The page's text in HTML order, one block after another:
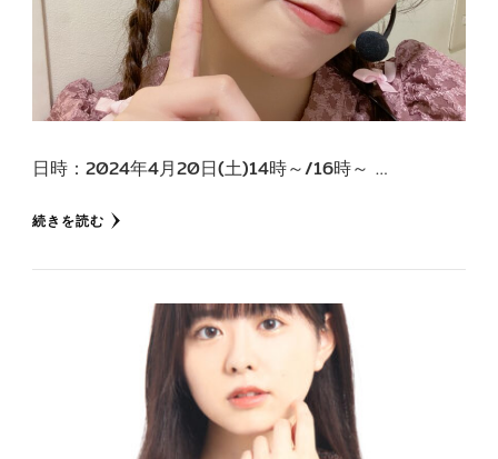
日時：2024年4月20日(土)14時～/16時～ …
続きを読む